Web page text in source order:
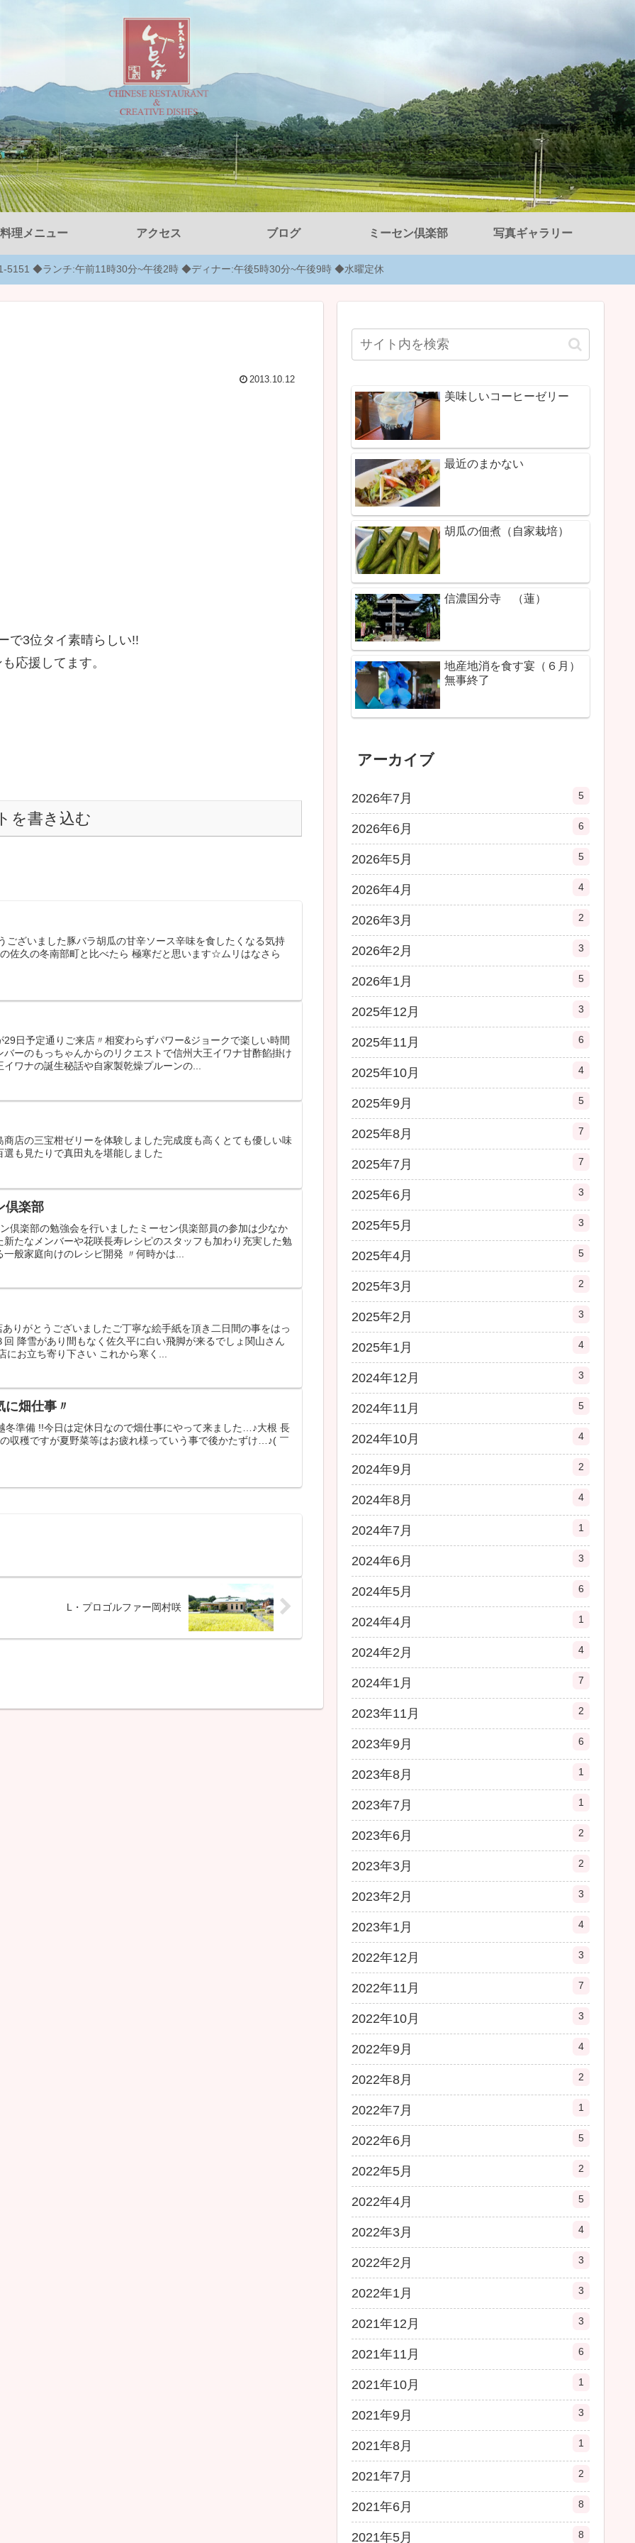
料理メニュー アクセス ブログ ミーセン倶楽部 写真ギャラリー
5151 ◆ランチ:午前11時30分~午後2時 ◆ディナー:午後5時30分~午後9時 ◆水曜定休
2013.10.12
で3位タイ素晴らしい!!
応援してます。
を書き込む
ございました豚バラ胡瓜の甘辛ソース辛味を食したくなる気持
佐久の冬南部町と比べたら 極寒だと思います☆ムリはなさら
日予定通りご来店〃相変わらずパワー&ジョークで楽しい時間
ーのもっちゃんからのリクエストで信州大王イワナ甘酢餡掛け
ワナの誕生秘話や自家製乾燥プルーンの...
商店の三宝柑ゼリーを体験しました完成度も高くとても優しい味
も見たりで真田丸を堪能しました
倶楽部
倶楽部の勉強会を行いましたミーセン倶楽部員の参加は少なか
新たなメンバーや花咲長寿レシピのスタッフも加わり充実した勉
般家庭向けのレシピ開発 〃何時かは...
りがとうございましたご丁寧な絵手紙を頂き二日間の事をはっ
降雪があり間もなく佐久平に白い飛脚が来るでしょ関山さん
にお立ち寄り下さい これから寒く...
畑仕事〃
冬準備 !!今日は定休日なので畑仕事にやって来ました…♪大根 長
収穫ですが夏野菜等はお疲れ様っていう事で後かたずけ…♪( ￣
L・プロゴルファー岡村咲
美味しいコーヒーゼリー
最近のまかない
胡瓜の佃煮（自家栽培）
信濃国分寺 （蓮）
地産地消を食す宴（６月）
無事終了
アーカイブ
2026年7月 5
2026年6月 6
2026年5月 5
2026年4月 4
2026年3月 2
2026年2月 3
2026年1月 5
2025年12月 3
2025年11月 6
2025年10月 4
2025年9月 5
2025年8月 7
2025年7月 7
2025年6月 3
2025年5月 3
2025年4月 5
2025年3月 2
2025年2月 3
2025年1月 4
2024年12月 3
2024年11月 5
2024年10月 4
2024年9月 2
2024年8月 4
2024年7月 1
2024年6月 3
2024年5月 6
2024年4月 1
2024年2月 4
2024年1月 7
2023年11月 2
2023年9月 6
2023年8月 1
2023年7月 1
2023年6月 2
2023年3月 2
2023年2月 3
2023年1月 4
2022年12月 3
2022年11月 7
2022年10月 3
2022年9月 4
2022年8月 2
2022年7月 1
2022年6月 5
2022年5月 2
2022年4月 5
2022年3月 4
2022年2月 3
2022年1月 3
2021年12月 3
2021年11月 6
2021年10月 1
2021年9月 3
2021年8月 1
2021年7月 2
2021年6月 8
2021年5月 8